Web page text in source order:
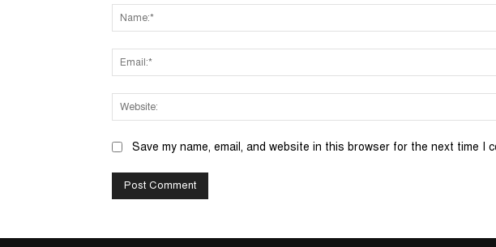
Save my name, email, and website in this browser for the next time I